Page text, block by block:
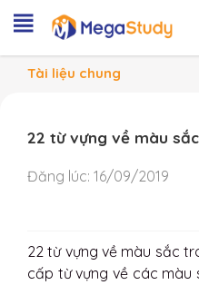
Tài liệu chung
22 từ vựng về màu
Đăng lúc: 16/09/2019
22 từ vựng về màu sắc
cấp từ vựng về các màu